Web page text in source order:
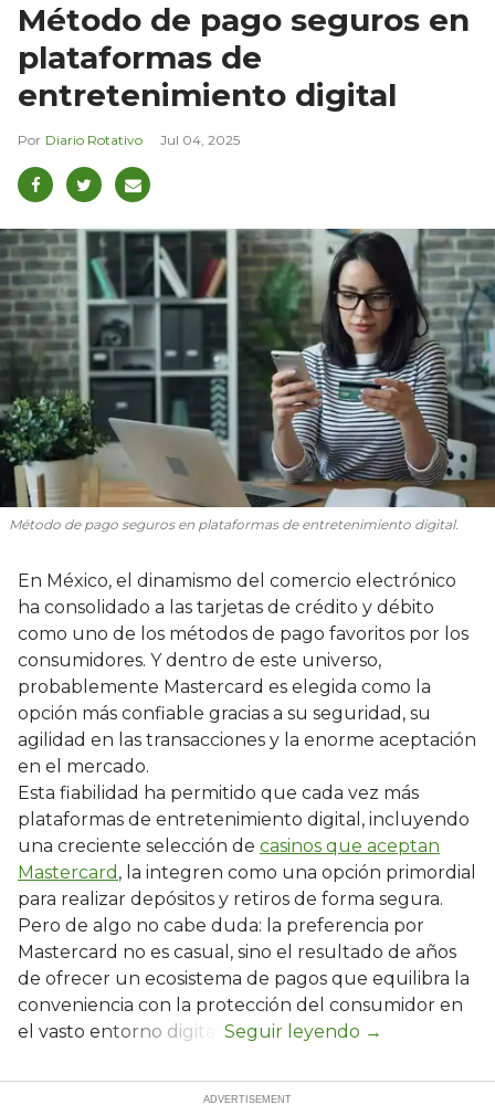
Método de pago seguros en
plataformas de
entretenimiento digital
Diario Rotativo Jul 04, 2025
Método de pago seguros en plataformas de entretenimiento digital.
En México, el dinamismo del comercio electrónico
ha consolidado a las tarjetas de crédito y débito
como uno de los métodos de pago favoritos por los
consumidores. Y dentro de este universo,
probablemente Mastercard es elegida como la
opción más confiable gracias a su seguridad, su
agilidad en las transacciones y la enorme aceptación
en el mercado.
Esta fiabilidad ha permitido que cada vez más
plataformas de entretenimiento digital, incluyendo
una creciente selección de casinos que aceptan
Mastercard , la integren como una opción primordial
para realizar depósitos y retiros de forma segura.
Pero de algo no cabe duda: la preferencia por
Mastercard no es casual, sino el resultado de años
de ofrecer un ecosistema de pagos que equilibra la
conveniencia con la protección del consumidor en
el vasto entorno digital.